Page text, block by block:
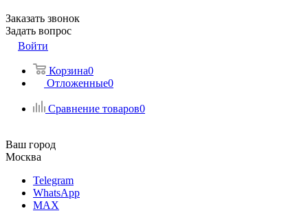
Заказать звонок
Задать вопрос
Войти
Корзина0
Отложенные0
Сравнение товаров0
Ваш город
Москва
Telegram
WhatsApp
MAX